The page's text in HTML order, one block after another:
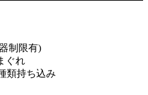
制限有)
ぐれ
類持ち込み